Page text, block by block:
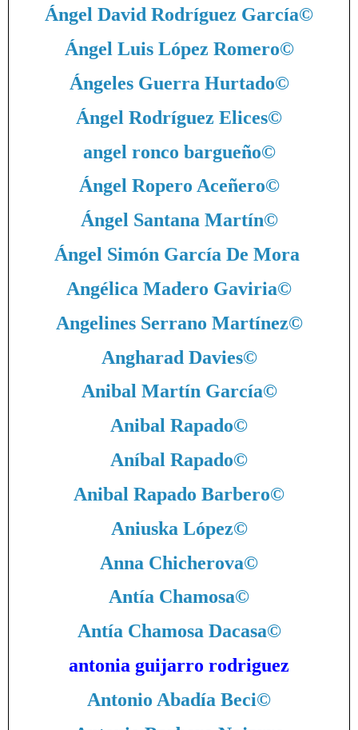
Ángel David Rodríguez García©
Ángel Luis López Romero©
Ángeles Guerra Hurtado©
Ángel Rodríguez Elices©
angel ronco bargueño©
Ángel Ropero Aceñero©
Ángel Santana Martín©
Ángel Simón García De Mora
Angélica Madero Gaviria©
Angelines Serrano Martínez©
Angharad Davies©
Anibal Martín García©
Anibal Rapado©
Aníbal Rapado©
Anibal Rapado Barbero©
Aniuska López©
Anna Chicherova©
Antía Chamosa©
Antía Chamosa Dacasa©
antonia guijarro rodriguez
Antonio Abadía Beci©